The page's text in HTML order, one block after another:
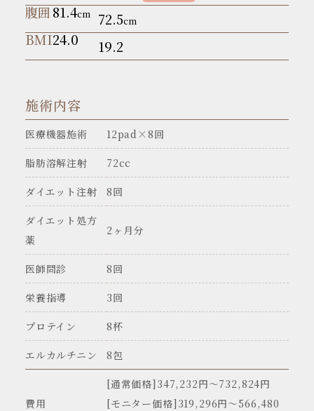
腹囲81.4cm 72.5cm
BMI24.0 19.2
施術内容
医療機器施術 12pad×8回
脂肪溶解注射 72cc
ダイエット注射 8回
ダイエット処方
薬
2ヶ月分
医師問診 8回
栄養指導 3回
プロテイン 8杯
エルカルチニン 8包
費用
[通常価格]347,232円〜732,824円
[モニター価格]319,296円～566,480